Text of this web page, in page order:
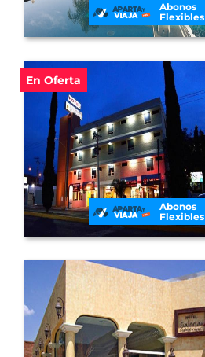
Abonos
Flexibles
En Oferta
Abonos
Flexibles